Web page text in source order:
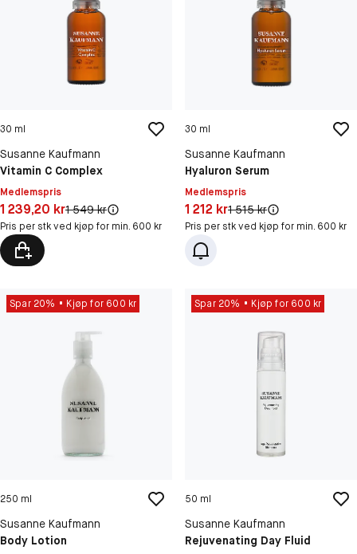
30 ml
Susanne Kaufmann
Vitamin C Complex
Medlemspris
Pris: 1 239,20 kr
1 239,20 krOriginal pris:
1 549 kr
Pris per stk ved kjøp for min. 600 kr
30 ml
Susanne Kaufmann
Hyaluron Serum
Medlemspris
Pris: 1 212 kr
1 212 krOriginal pris:
1 515 kr
Pris per stk ved kjøp for min. 600 kr
Spar 20% Kjøp for 600 kr
250 ml
Susanne Kaufmann
Body Lotion
Spar 20% Kjøp for 600 kr
50 ml
Susanne Kaufmann
Rejuvenating Day Fluid